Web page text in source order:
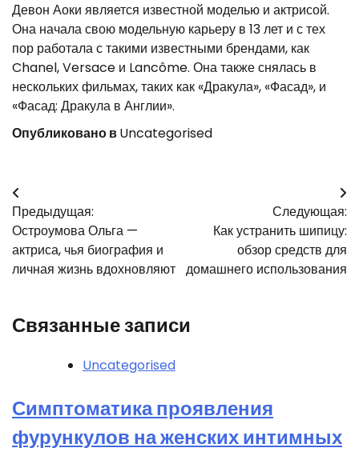
Девон Аоки является известной моделью и актрисой.
Она начала свою модельную карьеру в 13 лет и с тех
пор работала с такими известными брендами, как
Chanel, Versace и Lancôme. Она также снялась в
нескольких фильмах, таких как «Дракула», «Фасад», и
«Фасад: Дракула в Англии».
Опубликовано вUncategorised
Навигация
по
записям
Предыдущая:
Остроумова Ольга —
актриса, чья биография и
личная жизнь вдохновляют
Следующая:
Как устранить шипицу:
обзор средств для
домашнего использования
Связанные записи
Uncategorised
Симптоматика проявления
фурункулов на женских интимных